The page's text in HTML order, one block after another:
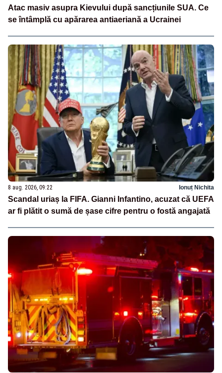
Atac masiv asupra Kievului după sancțiunile SUA. Ce
se întâmplă cu apărarea antiaeriană a Ucrainei
8 aug. 2026, 09:22 Ionuț Nichita
Scandal uriaș la FIFA. Gianni Infantino, acuzat că UEFA
ar fi plătit o sumă de șase cifre pentru o fostă angajată